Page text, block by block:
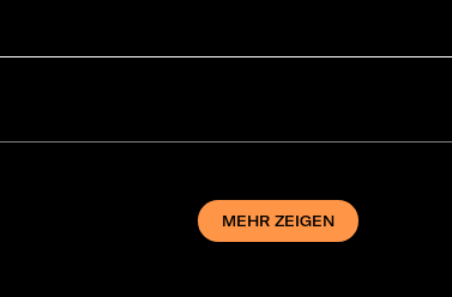
MEHR ZEIGEN